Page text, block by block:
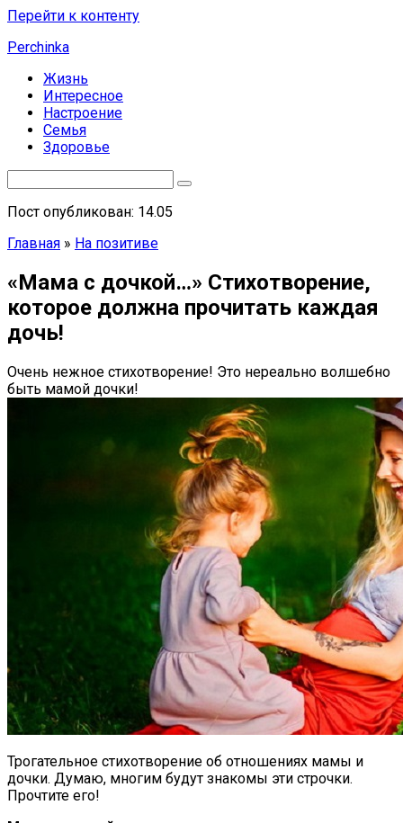
Перейти к контенту
Perchinka
Жизнь
Интересное
Настроение
Семья
Здоровье
Пост опубликован: 14.05
Главная » На позитиве
«Мама с дочкой…» Стихотворение,
которое должна прочитать каждая
дочь!
Очень нежное стихотворение! Это нереально волшебно
быть мамой дочки!
Трогательное стихотворение об отношениях мамы и
дочки. Думаю, многим будут знакомы эти строчки.
Прочтите его!